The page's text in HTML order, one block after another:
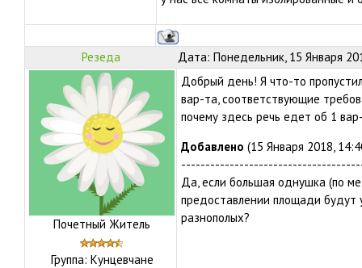
Резеда Дата: Понедельник, 15 Января
Почетный Житель
Группа: Кунцевчане
Добрый день! Я что-то
вар-та, соответствующие
почему здесь речь едет об 1
Добавлено (15 Января 2018,
Да, если большая однушка (по
предоставлении площади будут
разнополых?